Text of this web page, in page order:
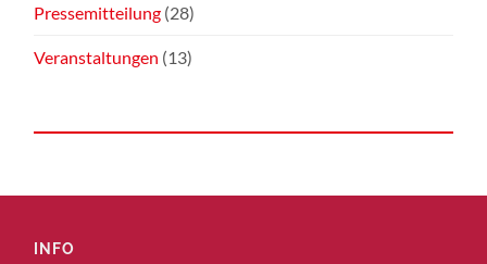
Pressemitteilung (28)
Veranstaltungen (13)
INFO